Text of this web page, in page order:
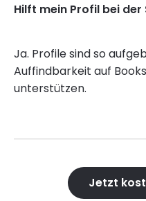
Hilft mein Profil bei
Ja. Profile sind so
Auffindbarkeit auf
unterstützen.
Jetzt